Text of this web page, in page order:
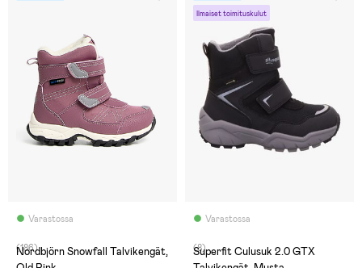
Varastossa
(186)
Nordbjörn Snowfall Talvikengät,
Ilmaiset toimituskulut
Varastossa
(8)
Superfit Culusuk 2.0 GTX